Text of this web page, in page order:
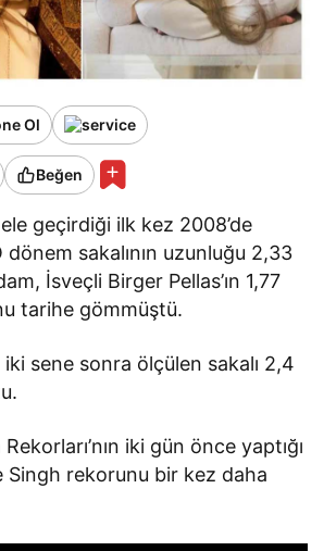
Ol
Beğen
geçirdiği ilk kez 2008’de
sakalının uzunluğu 2,33
İsveçli Birger Pellas’ın 1,77
tarihe gömmüştü.
iki sene sonra ölçülen sakalı 2,4
iki gün önce yaptığı
Singh rekorunu bir kez daha